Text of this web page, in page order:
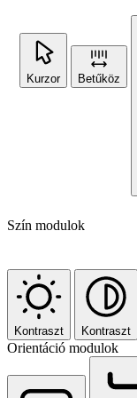
Kurzor Betűköz
Szín modulok
Kontraszt Kontraszt
Orientáció modulok